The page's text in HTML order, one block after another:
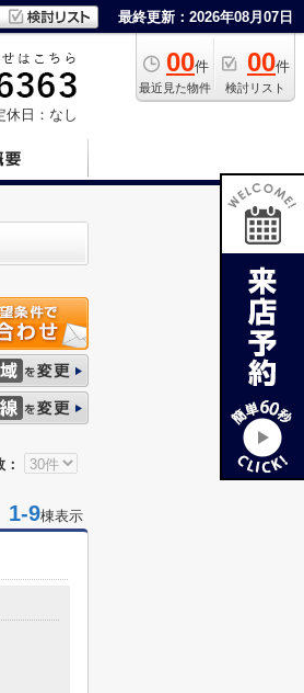
最終更新：2026年08月07日
00件
最近見た物件
00件
検討リスト
休日：なし
9棟表示